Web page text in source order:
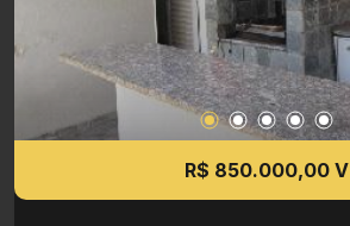
R$ 850.000,00 V